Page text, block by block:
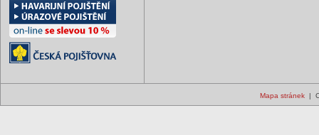
Mapa stránek|